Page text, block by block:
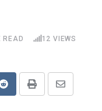
READ 12 VIEWS
RedditPrint
Share